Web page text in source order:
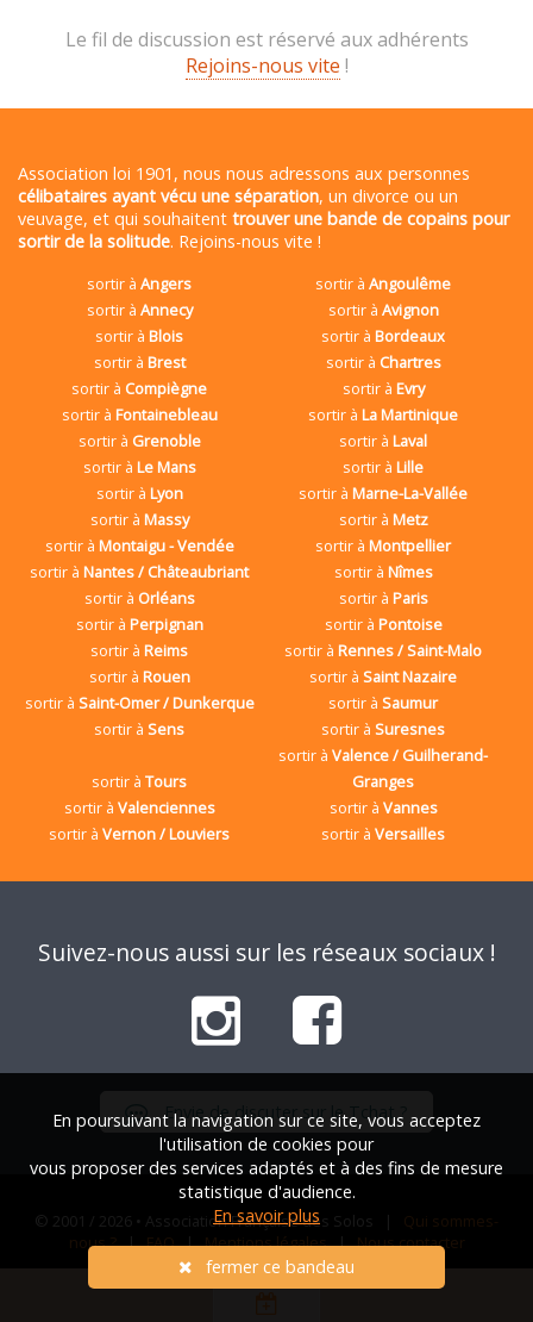
Le fil de discussion est réservé aux adhérents
Rejoins-nous vite !
Association loi 1901, nous nous adressons aux personnes
célibataires ayant vécu une séparation, un divorce ou un
veuvage, et qui souhaitent trouver une bande de copains pour
sortir de la solitude. Rejoins-nous vite !
sortir àAngers sortir àAngoulême
sortir à Annecy sortir à Avignon
sortir àBlois sortir àBordeaux
sortir à Brest sortir à Chartres
sortir à Compiègne sortir à Evry
sortir à Fontainebleau sortir àLa Martinique
sortir à Grenoble sortir àLaval
sortir à Le Mans sortir àLille
sortir à Lyon sortir àMarne-La-Vallée
sortir à Massy sortir à Metz
sortir à Montaigu - Vendée sortir àMontpellier
sortir àNantes / Châteaubriant sortir à Nîmes
sortir à Orléans sortir à Paris
sortir à Perpignan sortir à Pontoise
sortir àReims sortir àRennes / Saint-Malo
sortir à Rouen sortir àSaint Nazaire
sortir à Saint-Omer / Dunkerque sortir àSaumur
sortir àSens sortir àSuresnes
sortir àTours
sortir àValence / Guilherand-
Granges
sortir à Valenciennes sortir à Vannes
sortir àVernon / Louviers sortir àVersailles
Suivez-nous aussi sur les réseaux sociaux !
Envie de discuter sur le Tchat ?
© 2001 / 2026 • Association Française des Solos | Qui sommes-
nous ?|FAQ|Mentions légales|Nous contacter
En poursuivant la navigation sur ce site, vous acceptez
l'utilisation de cookies pour
vous proposer des services adaptés et à des fins de mesure
statistique d'audience.
En savoir plus
fermer ce bandeau